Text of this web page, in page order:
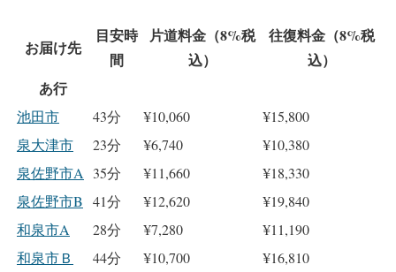
お届け先
目安時
間
片道料金（8%税
込）
往復料金（8%税
込）
あ行
池田市 43分 ¥10,060
¥15,800
泉大津市
23分 ¥6,740
¥10,380
泉佐野市A
35分 ¥11,660
¥18,330
泉佐野市B 41分 ¥12,620
¥19,840
和泉市A
28分 ¥7,280
¥11,190
和泉市Ｂ
44分 ¥10,700
¥16,810